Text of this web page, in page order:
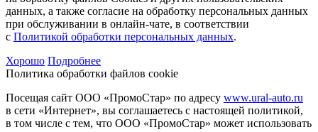
данных, а также согласие на обработку персональных данных
при обслуживании в онлайн-чате, в соответствии
с Политикой обработки персональных данных.
Хорошо Подробнее
Политика обработки файлов cookie
Посещая сайт ООО «ПромоСтар» по адресу www.ural-auto.ru
в сети «Интернет», вы соглашаетесь с настоящей политикой,
в том числе с тем, что ООО «ПромоСтар» может использовать